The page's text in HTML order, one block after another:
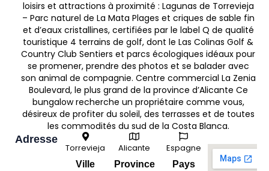
loisirs et attractions à proximité : Lagunas de Torrevieja
– Parc naturel de La Mata Plages et criques de sable fin
et d’eaux cristallines, certifiées par le label Q de qualité
touristique 4 terrains de golf, dont le Las Colinas Golf &
Country Club Sentiers et parcs écologiques idéaux pour
se promener, prendre des photos et se balader avec
son animal de compagnie. Centre commercial La Zenia
Boulevard, le plus grand de la province d’Alicante Ce
bungalow recherche un propriétaire comme vous,
désireux de profiter du soleil, des terrasses et de toutes
les commodités du sud de la Costa Blanca.
Adresse
Torrevieja
Ville
Alicante
Province
Espagne
Pays